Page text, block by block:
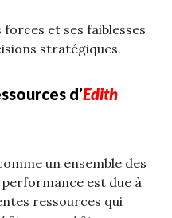
et ses faiblesses
stratégiques.
d’Edith
un ensemble des
est due à
ressources qui